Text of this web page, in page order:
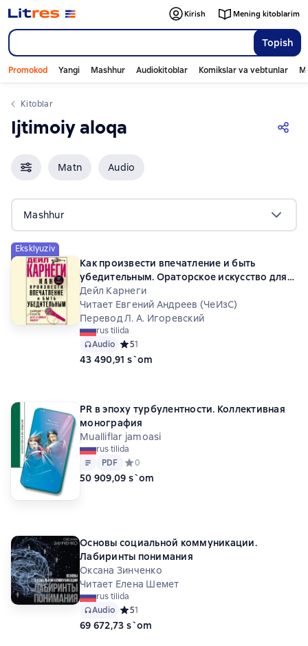
Topish
Kirish Mening kitoblarim
Promokod Yangi Mashhur Audiokitoblar Komikslar va vebtunlar
Kitoblar
Ijtimoiy aloqa
Matn Audio
Mashhur
Eksklyuziv
Как произвести впечатление и быть
убедительным. Ораторское искусство для
деловых людей
Дейл Карнеги
Читает Евгений Андреев (ЧеИзС)
Перевод Л. А. Игоревский
rus tilida
Audio Средний рейтинг 5 на основе 1 оценок
51
43 490,91 s`om
PR в эпоху турбулентности. Коллективная
монография
Mualliflar jamoasi
rus tilida
Matn
PDF
PDF Средний рейтинг 0 на основе 0 оценок
0
50 909,09 s`om
Основы социальной коммуникации.
Лабиринты понимания
Оксана Зинченко
Читает Елена Шемет
rus tilida
Audio Средний рейтинг 5 на основе 1 оценок
51
69 672,73 s`om